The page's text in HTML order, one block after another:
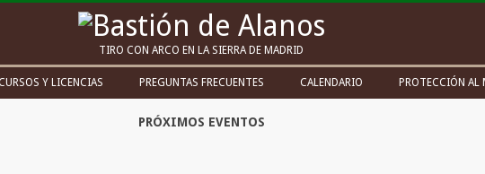
Bastión
de
Alanos
TIRO CON ARCO EN LA SIERRA DE MADRID
Y LICENCIAS PREGUNTAS FRECUENTES CALENDARIO PROTECCIÓN AL
PRÓXIMOS EVENTOS